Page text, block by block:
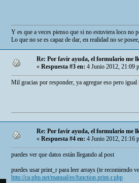
Y es que a veces pienso que si no estuviera loco no
Lo que no se es capaz de dar, en realidad no se
Re: Por favir ayuda, el formulario me
« Respuesta #3 en: 4 Junio 2012, 21:09
Mil gracias por responder, ya agregue eso pero
Re: Por favir ayuda, el formulario me
«Respuesta #4 en:4 Junio 2012, 21:16
puedes ver que datos están llegando al post
puedes usar print_r para leer arrays (te recomiendo
http://ca.php.net/manual/es/function.print-r.php